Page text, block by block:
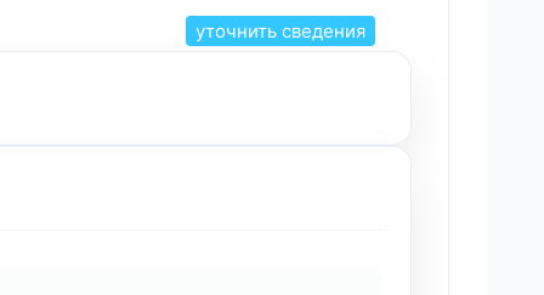
уточнить сведения